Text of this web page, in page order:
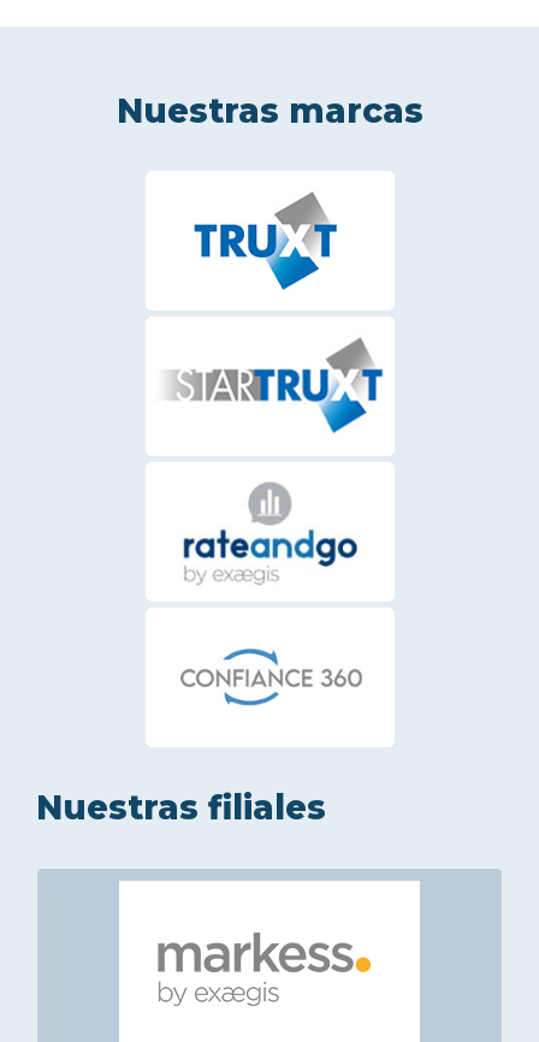
Nuestras marcas
Nuestras filiales